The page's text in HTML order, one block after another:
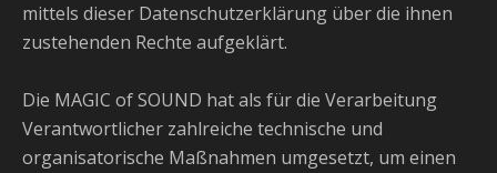
mittels dieser Datenschutzerklärung über die ihnen
zustehenden Rechte aufgeklärt.
Die MAGIC of SOUND hat als für die Verarbeitung
Verantwortlicher zahlreiche technische und
organisatorische Maßnahmen umgesetzt, um einen